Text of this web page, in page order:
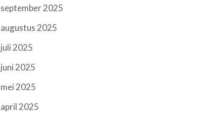
september 2025
augustus 2025
juli 2025
juni 2025
mei 2025
april 2025